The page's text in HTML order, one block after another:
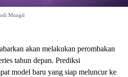
Mungil
akan melakukan perombakan
tahun depan. Prediksi
model baru yang siap meluncur ke